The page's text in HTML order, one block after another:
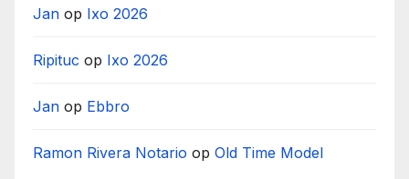
Jan op Ixo 2026
Ripituc op Ixo 2026
Jan op Ebbro
Ramon Rivera Notario op Old Time Model